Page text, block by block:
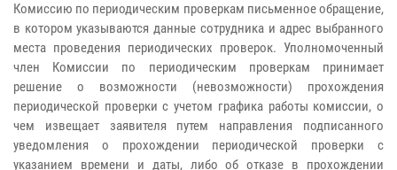
Комиссию по периодическим проверкам письменное обращение,
в котором указываются данные сотрудника и адрес выбранного
места проведения периодических проверок. Уполномоченный
член Комиссии по периодическим проверкам принимает
решение о возможности (невозможности) прохождения
периодической проверки с учетом графика работы комиссии, о
чем извещает заявителя путем направления подписанного
уведомления о прохождении периодической проверки с
указанием времени и даты, либо об отказе в прохождении